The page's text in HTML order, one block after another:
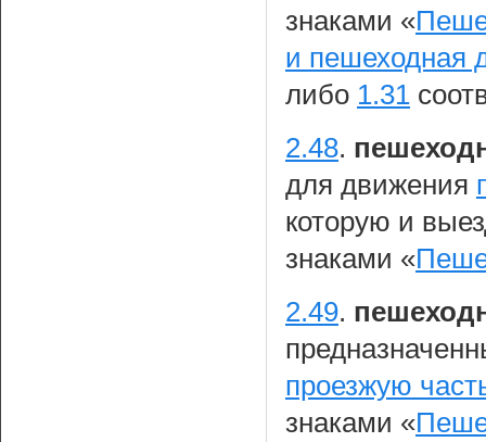
знаками «
и пешеходная
либо 1.31
2.48.
для движения
которую и
знаками «
2.49.
проезжую
знаками «